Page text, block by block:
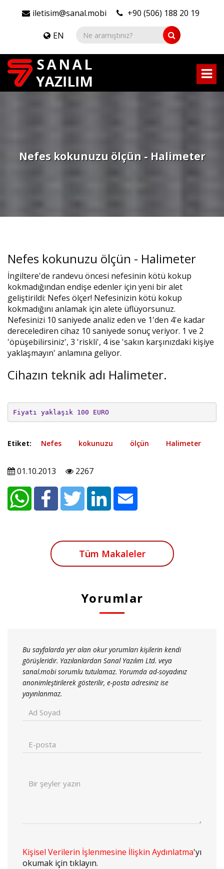
iletisim@sanal.mobi +90 (506) 188 20 19
EN
Nefes kokunuzu ölçün - Halimeter
Nefes kokunuzu ölçün - Halimeter
İngiltere'de randevu öncesi nefesinin kötü kokup
kokmadığından endişe edenler için yeni bir alet
geliştirildi: Nefes ölçer! Nefesinizin kötü kokup
kokmadığını anlamak için alete üflüyorsunuz.
Nefesinizi 10 saniyede analiz eden ve 1'den 4'e kadar
derecelediren cihaz 10 saniyede sonuç veriyor. 1 ve 2
'öpüşebilirsiniz', 3 'riskli', 4 ise 'sakın karşınızdaki kişiye
yaklaşmayın' anlamına geliyor.
Cihazın teknik adı Halimeter.
Fiyatı yaklaşık 100 EURO
Etiket: Nefes kokunuzu ölçün Halimeter
01.10.2013 2267
Tüm Makaleler
Yorumlar
Bu sayfalarda yer alan okur yorumları kişilerin kendi
görüşleridir. Yazılanlardan Sanal Yazılım Ltd. veya
sanal.mobi sorumlu tutulamaz. Yorumda ad-soyadınız
anonimleştirilerek gösterilir, e-posta adresiniz ise
yayınlanmaz.
Kişisel Verilerin İşlenmesine İlişkin Aydınlatma'yı
okumak için tıklayın.